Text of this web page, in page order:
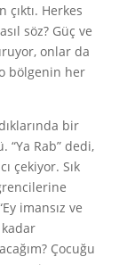
Herkes
söz? Güç ve
onlar da
bölgenin her
bir
“Ya Rab” dedi,
çekiyor. Sık
imansız ve
Çocuğu